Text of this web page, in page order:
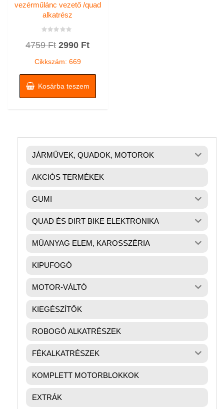
vezérműlánc vezető /quad
alkatrész
0
4759Ft Original
price
4759 Ft.
2990 FtCurrent
Cikkszám: 669
Kosárba teszem
JÁRMŰVEK, QUADOK, MOTOROK
AKCIÓS TERMÉKEK
GUMI
QUAD ÉS DIRT BIKE ELEKTRONIKA
MŰANYAG ELEM, KAROSSZÉRIA
KIPUFOGÓ
MOTOR-VÁLTÓ
KIEGÉSZÍTŐK
ROBOGÓ ALKATRÉSZEK
FÉKALKATRÉSZEK
KOMPLETT MOTORBLOKKOK
EXTRÁK